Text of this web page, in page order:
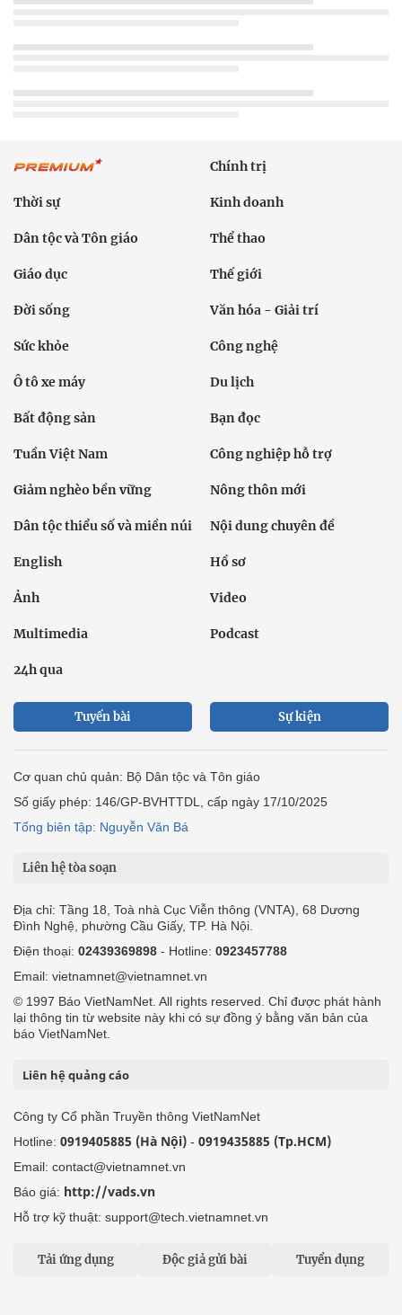
Chính trị
Thời sự Kinh doanh
Dân tộc và Tôn giáo Thể thao
Giáo dục Thế giới
Đời sống Văn hóa - Giải trí
Sức khỏe Công nghệ
Ô tô xe máy Du lịch
Bất động sản Bạn đọc
Tuần Việt Nam Công nghiệp hỗ trợ
Giảm nghèo bền vững Nông thôn mới
Dân tộc thiểu số và miền núi Nội dung chuyên đề
English Hồ sơ
Ảnh Video
Multimedia Podcast
24h qua
Tuyến bài Sự kiện
Cơ quan chủ quản: Bộ Dân tộc và Tôn giáo
Số giấy phép: 146/GP-BVHTTDL, cấp ngày 17/10/2025
Tổng biên tập: Nguyễn Văn Bá
Liên hệ tòa soạn
Địa chỉ: Tầng 18, Toà nhà Cục Viễn thông (VNTA), 68 Dương
Đình Nghệ, phường Cầu Giấy, TP. Hà Nội.
Điện thoại: 02439369898 - Hotline: 0923457788
Email: vietnamnet@vietnamnet.vn
© 1997 Báo VietNamNet. All rights reserved. Chỉ được phát hành
lại thông tin từ website này khi có sự đồng ý bằng văn bản của
báo VietNamNet.
Liên hệ quảng cáo
Công ty Cổ phần Truyền thông VietNamNet
Hotline: 0919405885 (Hà Nội) - 0919435885 (Tp.HCM)
Email: contact@vietnamnet.vn
Báo giá: http://vads.vn
Hỗ trợ kỹ thuật: support@tech.vietnamnet.vn
Tải ứng dụng Độc giả gửi bài Tuyển dụng